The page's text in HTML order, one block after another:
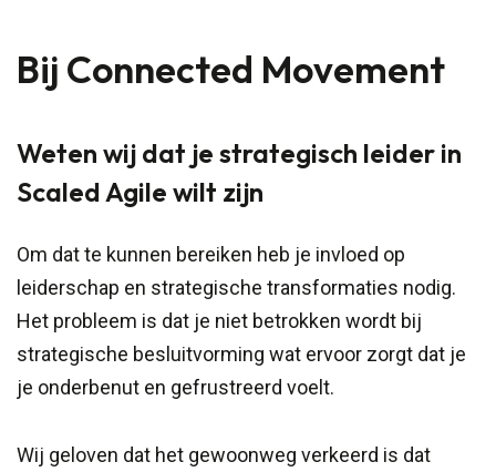
Bij Connected Movement
Weten wij dat je strategisch leider in
Scaled Agile wilt zijn
Om dat te kunnen bereiken heb je invloed op
leiderschap en strategische transformaties nodig.
Het probleem is dat je niet betrokken wordt bij
strategische besluitvorming wat ervoor zorgt dat je
je onderbenut en gefrustreerd voelt.
Wij geloven dat het gewoonweg verkeerd is dat